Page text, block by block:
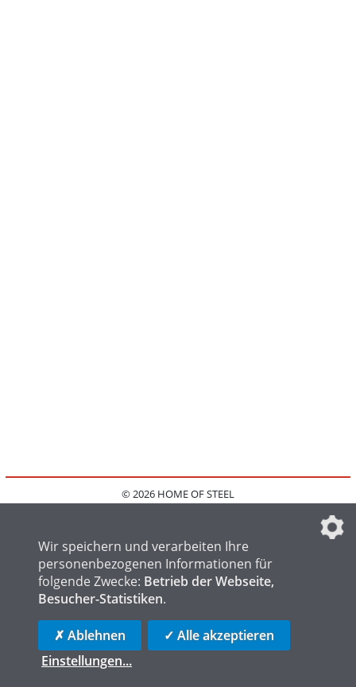
© 2026 HOME OF STEEL
IMPRESSUM
FAQ
DATENSCHUTZEINSTELLUNGEN
HOME OF LOGISTICS
Wir speichern und verarbeiten Ihre
personenbezogenen Informationen für
folgende Zwecke: Betrieb der Webseite,
Besucher-Statistiken.
✗ Ablehnen
✓ Alle akzeptieren
Einstellungen...